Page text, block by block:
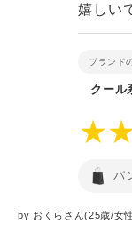
嬉しい
ブランド
クール
パ
by おくら さん(25歳/女